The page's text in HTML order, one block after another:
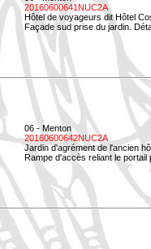
20160600641NUC2A
Hôtel de voyageurs dit Hôtel
Façade sud prise du jardin.
06 - Menton
20160600642NUC2A
Jardin d'agrément de l'ancien
Rampe d'accès reliant le portail